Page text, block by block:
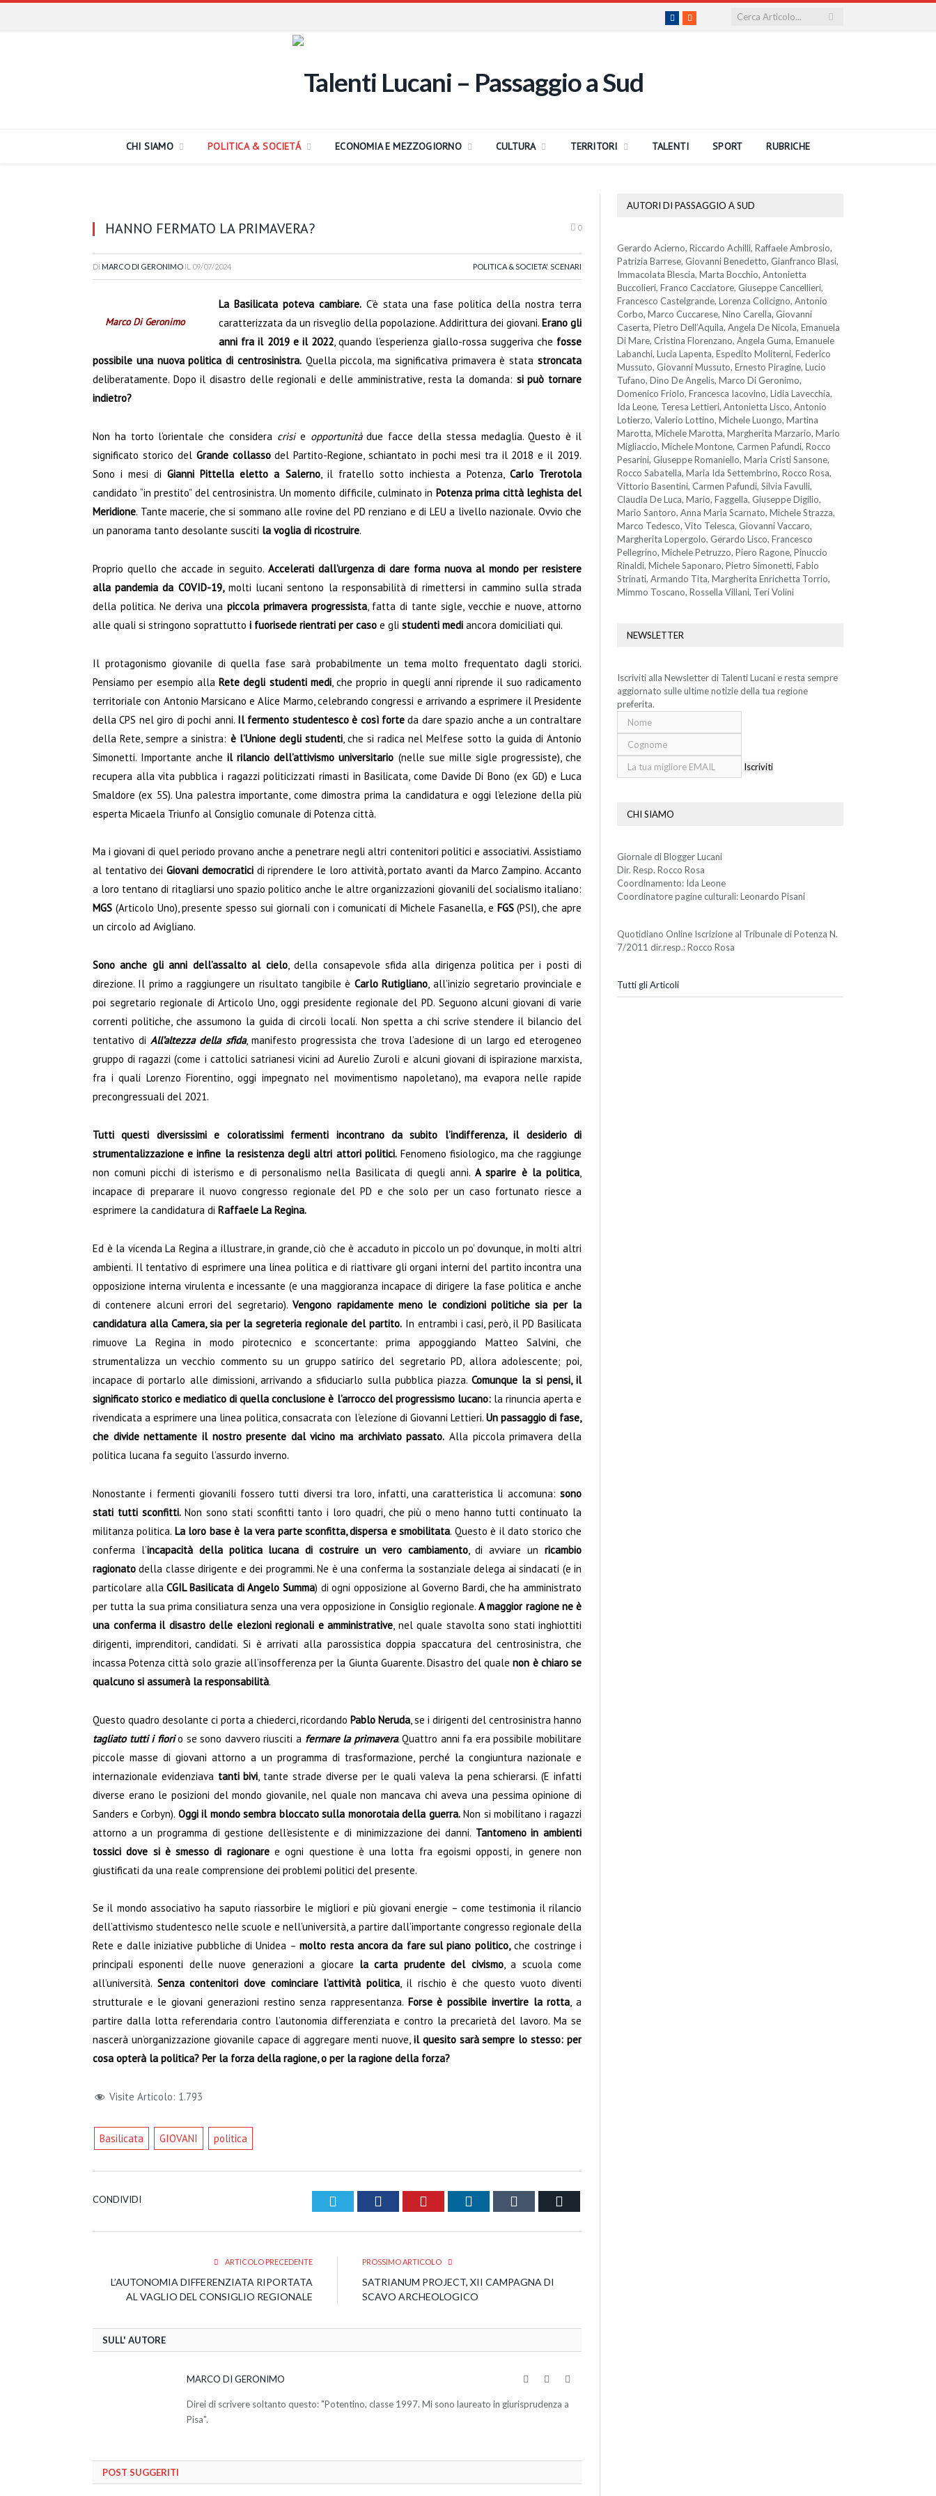
Facebook
RSS
CHI SIAMO POLITICA & SOCIETÁ ECONOMIA E MEZZOGIORNO CULTURA TERRITORI TALENTI SPORT RUBRICHE
HANNO FERMATO LA PRIMAVERA? 0
DI MARCO DI GERONIMO IL 09/07/2024 POLITICA & SOCIETA' SCENARI
Marco Di Geronimo
La Basilicata poteva cambiare.C’è stata una fase politica della nostra terra
caratterizzata da un risveglio della popolazione. Addirittura dei giovani. Erano gli
anni fra il 2019 e il 2022, quando l’esperienza giallo-rossa suggeriva che fosse
possibile una nuova politica di centrosinistra.Quella piccola, ma significativa primavera è statastroncata
deliberatamente. Dopo il disastro delle regionali e delle amministrative, resta la domanda: si può tornare
indietro?
Non ha torto l’orientale che considera crisie opportunitàdue facce della stessa medaglia. Questo è il
significato storico del Grande collassodel Partito-Regione, schiantato in pochi mesi tra il 2018 e il 2019.
Sono i mesi diGianni Pittella eletto a Salerno, il fratello sotto inchiesta a Potenza, Carlo Trerotola
candidato “in prestito” del centrosinistra. Un momento difficile, culminato in Potenza prima città leghista del
Meridione. Tante macerie, che si sommano alle rovine del PD renziano e di LEU a livello nazionale. Ovvio che
un panorama tanto desolante susciti la voglia di ricostruire.
Proprio quello che accade in seguito. Accelerati dall’urgenza di dare forma nuova al mondo per resistere
alla pandemia da COVID-19,molti lucani sentono la responsabilità di rimettersi in cammino sulla strada
della politica. Ne deriva una piccola primavera progressista, fatta di tante sigle, vecchie e nuove, attorno
alle quali si stringono soprattutto i fuorisede rientrati per caso e gli studenti medi ancora domiciliati qui.
Il protagonismo giovanile di quella fase sarà probabilmente un tema molto frequentato dagli storici.
Pensiamo per esempio alla Rete degli studenti medi, che proprio in quegli anni riprende il suo radicamento
territoriale con Antonio Marsicano e Alice Marmo, celebrando congressi e arrivando a esprimere il Presidente
della CPS nel giro di pochi anni. Il fermento studentesco è così forte da dare spazio anche a un contraltare
della Rete, sempre a sinistra: è l’Unione degli studenti, che si radica nel Melfese sotto la guida di Antonio
Simonetti. Importante ancheil rilancio dell’attivismo universitario (nelle sue mille sigle progressiste), che
recupera alla vita pubblica i ragazzi politicizzati rimasti in Basilicata, come Davide Di Bono (ex GD) e Luca
Smaldore (ex 5S). Una palestra importante, come dimostra prima la candidatura e oggi l’elezione della più
esperta Micaela Triunfo al Consiglio comunale di Potenza città.
Ma i giovani di quel periodo provano anche a penetrare negli altri contenitori politici e associativi. Assistiamo
al tentativo deiGiovani democraticidi riprendere le loro attività, portato avanti da Marco Zampino. Accanto
a loro tentano di ritagliarsi uno spazio politico anche le altre organizzazioni giovanili del socialismo italiano:
MGS (Articolo Uno), presente spesso sui giornali con i comunicati di Michele Fasanella, e FGS(PSI), che apre
un circolo ad Avigliano.
Sono anche gli anni dell’assalto al cielo, della consapevole sfida alla dirigenza politica per i posti di
direzione. Il primo a raggiungere un risultato tangibile è Carlo Rutigliano, all’inizio segretario provinciale e
poi segretario regionale di Articolo Uno, oggi presidente regionale del PD. Seguono alcuni giovani di varie
correnti politiche, che assumono la guida di circoli locali. Non spetta a chi scrive stendere il bilancio del
tentativo diAll’altezza della sfida, manifesto progressista che trova l’adesione di un largo ed eterogeneo
gruppo di ragazzi (come i cattolici satrianesi vicini ad Aurelio Zuroli e alcuni giovani di ispirazione marxista,
fra i quali Lorenzo Fiorentino, oggi impegnato nel movimentismo napoletano), ma evapora nelle rapide
precongressuali del 2021.
Tutti questi diversissimi e coloratissimi fermenti incontrano da subito l’indifferenza, il desiderio di
strumentalizzazione e infine la resistenza degli altri attori politici.Fenomeno fisiologico, ma che raggiunge
non comuni picchi di isterismo e di personalismo nella Basilicata di quegli anni.A sparire è la politica,
incapace di preparare il nuovo congresso regionale del PD e che solo per un caso fortunato riesce a
esprimere la candidatura di Raffaele La Regina.
Ed è la vicenda La Regina a illustrare, in grande, ciò che è accaduto in piccolo un po’ dovunque, in molti altri
ambienti. Il tentativo di esprimere una linea politica e di riattivare gli organi interni del partito incontra una
opposizione interna virulenta e incessante (e una maggioranza incapace di dirigere la fase politica e anche
di contenere alcuni errori del segretario).Vengono rapidamente meno le condizioni politiche sia per la
candidatura alla Camera, sia per la segreteria regionale del partito.In entrambi i casi, però, il PD Basilicata
rimuove La Regina in modo pirotecnico e sconcertante: prima appoggiando Matteo Salvini, che
strumentalizza un vecchio commento su un gruppo satirico del segretario PD, allora adolescente; poi,
incapace di portarlo alle dimissioni, arrivando a sfiduciarlo sulla pubblica piazza.Comunque la si pensi, il
significato storico e mediatico di quella conclusione è l’arrocco del progressismo lucano: la rinuncia aperta e
rivendicata a esprimere una linea politica, consacrata con l’elezione di Giovanni Lettieri. Un passaggio di fase,
che divide nettamente il nostro presente dal vicino ma archiviato passato. Alla piccola primavera della
politica lucana fa seguito l’assurdo inverno.
Nonostante i fermenti giovanili fossero tutti diversi tra loro, infatti, una caratteristica li accomuna: sono
stati tutti sconfitti.Non sono stati sconfitti tanto i loro quadri, che più o meno hanno tutti continuato la
militanza politica. La loro base è la vera parte sconfitta, dispersa e smobilitata. Questo è il dato storico che
conferma l’incapacità della politica lucana di costruire un vero cambiamento, di avviare unricambio
ragionato della classe dirigente e dei programmi. Ne è una conferma la sostanziale delega ai sindacati (e in
particolare allaCGIL Basilicata di Angelo Summa) di ogni opposizione al Governo Bardi, che ha amministrato
per tutta la sua prima consiliatura senza una vera opposizione in Consiglio regionale.A maggior ragione ne è
una conferma il disastro delle elezioni regionali e amministrative , nel quale stavolta sono stati inghiottiti
dirigenti, imprenditori, candidati. Si è arrivati alla parossistica doppia spaccatura del centrosinistra, che
incassa Potenza città solo grazie all’insofferenza per la Giunta Guarente. Disastro del qualenon è chiaro se
qualcuno si assumerà la responsabilità.
Questo quadro desolante ci porta a chiederci, ricordando Pablo Neruda , se i dirigenti del centrosinistra hanno
tagliato tutti i fiorio se sono davvero riusciti a fermare la primavera. Quattro anni fa era possibile mobilitare
piccole masse di giovani attorno a un programma di trasformazione, perché la congiuntura nazionale e
internazionale evidenziava tanti bivi , tante strade diverse per le quali valeva la pena schierarsi. (E infatti
diverse erano le posizioni del mondo giovanile, nel quale non mancava chi aveva una pessima opinione di
Sanders e Corbyn). Oggi il mondo sembra bloccato sulla monorotaia della guerra.Non si mobilitano i ragazzi
attorno a un programma di gestione dell’esistente e di minimizzazione dei danni. Tantomeno in ambienti
tossici dove si è smesso di ragionaree ogni questione è una lotta fra egoismi opposti, in genere non
giustificati da una reale comprensione dei problemi politici del presente.
Se il mondo associativo ha saputo riassorbire le migliori e più giovani energie – come testimonia il rilancio
dell’attivismo studentesco nelle scuole e nell’università, a partire dall’importante congresso regionale della
Rete e dalle iniziative pubbliche di Unidea –molto resta ancora da fare sul piano politico,che costringe i
principali esponenti delle nuove generazioni a giocare la carta prudente del civismo, a scuola come
all’università. Senza contenitori dove cominciare l’attività politica, il rischio è che questo vuoto diventi
strutturale e le giovani generazioni restino senza rappresentanza. Forse è possibile invertire la rotta, a
partire dalla lotta referendaria contro l’autonomia differenziata e contro la precarietà del lavoro. Ma se
nascerà un’organizzazione giovanile capace di aggregare menti nuove, il quesito sarà sempre lo stesso: per
cosa opterà la politica? Per la forza della ragione, o per la ragione della forza?
Visite Articolo: 1.793
Basilicata GIOVANI politica
CONDIVIDI Twitter Facebook Pinterest LinkedIn Tumblr
ARTICOLO PRECEDENTE
L’AUTONOMIA DIFFERENZIATA RIPORTATA
AL VAGLIO DEL CONSIGLIO REGIONALE
PROSSIMO ARTICOLO
SATRIANUM PROJECT, XII CAMPAGNA DI
SCAVO ARCHEOLOGICO
SULL' AUTORE
MARCO DI GERONIMO WebsiteFacebook
Direi di scrivere soltanto questo: "Potentino, classe 1997. Mi sono laureato in giurisprudenza a
Pisa".
POST SUGGERITI
AUTORI DI PASSAGGIO A SUD
Gerardo Acierno, Riccardo Achilli, Raffaele Ambrosio,
Patrizia Barrese, Giovanni Benedetto, Gianfranco Blasi,
Immacolata Blescia, Marta Bocchio, Antonietta
Buccolieri, Franco Cacciatore, Giuseppe Cancellieri,
Francesco Castelgrande, Lorenza Colicigno, Antonio
Corbo, Marco Cuccarese, Nino Carella, Giovanni
Caserta, Pietro Dell’Aquila, Angela De Nicola, Emanuela
Di Mare, Cristina Florenzano, Angela Guma, Emanuele
Labanchi, Lucia Lapenta, Espedito Moliterni, Federico
Mussuto, Giovanni Mussuto, Ernesto Piragine, Lucio
Tufano, Dino De Angelis, Marco Di Geronimo,
Domenico Friolo, Francesca Iacovino, Lidia Lavecchia,
Ida Leone, Teresa Lettieri, Antonietta Lisco, Antonio
Lotierzo, Valerio Lottino, Michele Luongo, Martina
Marotta, Michele Marotta, Margherita Marzario, Mario
Migliaccio, Michele Montone, Carmen Pafundi, Rocco
Pesarini, Giuseppe Romaniello, Maria Cristi Sansone,
Rocco Sabatella, Maria Ida Settembrino, Rocco Rosa,
Vittorio Basentini, Carmen Pafundi, Silvia Favulli,
Claudia De Luca, Mario, Faggella, Giuseppe Digilio,
Mario Santoro, Anna Maria Scarnato, Michele Strazza,
Marco Tedesco, Vito Telesca, Giovanni Vaccaro,
Margherita Lopergolo, Gerardo Lisco, Francesco
Pellegrino, Michele Petruzzo, Piero Ragone, Pinuccio
Rinaldi, Michele Saponaro, Pietro Simonetti, Fabio
Strinati, Armando Tita, Margherita Enrichetta Torrio,
Mimmo Toscano, Rossella Villani, Teri Volini
NEWSLETTER
Iscriviti alla Newsletter di Talenti Lucani e resta sempre
aggiornato sulle ultime notizie della tua regione
preferita.
Iscriviti
CHI SIAMO
Giornale di Blogger Lucani
Dir. Resp. Rocco Rosa
Coordinamento: Ida Leone
Coordinatore pagine culturali: Leonardo Pisani
Quotidiano Online Iscrizione al Tribunale di Potenza N.
7/2011 dir.resp.: Rocco Rosa
Tutti gli Articoli